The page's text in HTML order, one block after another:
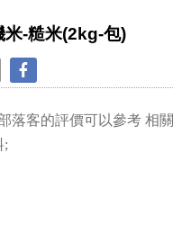
-糙米(2kg-包)
落客的評價可以參考 相關
;